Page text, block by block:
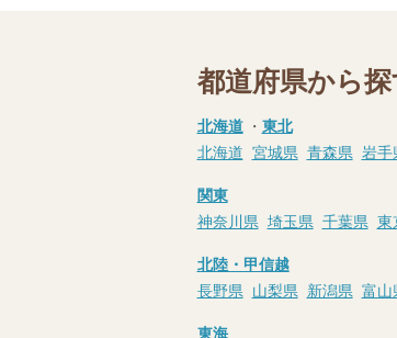
都道府県から
北海道・ 東北
北海道 宮城県 青森県 岩手
関東
神奈川県 埼玉県 千葉県 東
北陸・甲信越
長野県 山梨県 新潟県 富山
東海